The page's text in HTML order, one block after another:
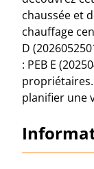
chaussée et
chauffage
D
: PEB E
planifier une